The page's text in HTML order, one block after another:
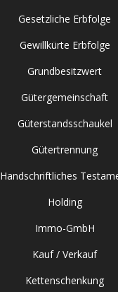
Gesetzliche Erbfolge
Gewillkürte Erbfolge
Grundbesitzwert
Gütergemeinschaft
Güterstandsschaukel
Gütertrennung
Handschriftliches
Holding
Immo-GmbH
Kauf / Verkauf
Kettenschenkung